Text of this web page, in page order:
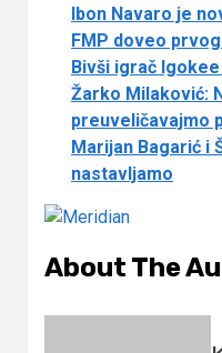
Ibon Navaro je
FMP doveo
Bivši igrač
Žarko Milaković:
preuveličavajmo
Marijan Bagarić i
nastavljamo
About The